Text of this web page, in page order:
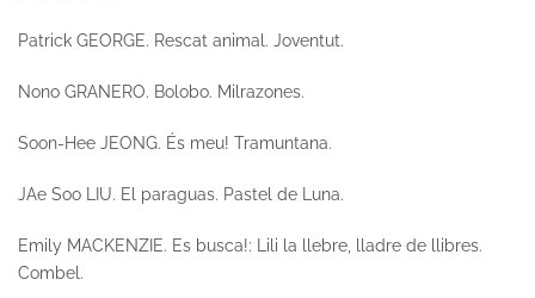
Patrick GEORGE. Rescat animal. Joventut.
Nono GRANERO. Bolobo. Milrazones.
Soon-Hee JEONG. És meu! Tramuntana.
JAe Soo LIU. El paraguas. Pastel de Luna.
Emily MACKENZIE. Es busca!: Lili la llebre, lladre de llibres.
Combel.